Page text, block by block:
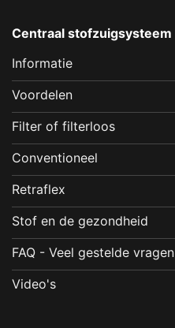
Centraal stofzuigsysteem
Informatie
Voordelen
Filter of filterloos
Conventioneel
Retraflex
Stof en de gezondheid
FAQ - Veel gestelde vragen
Video's